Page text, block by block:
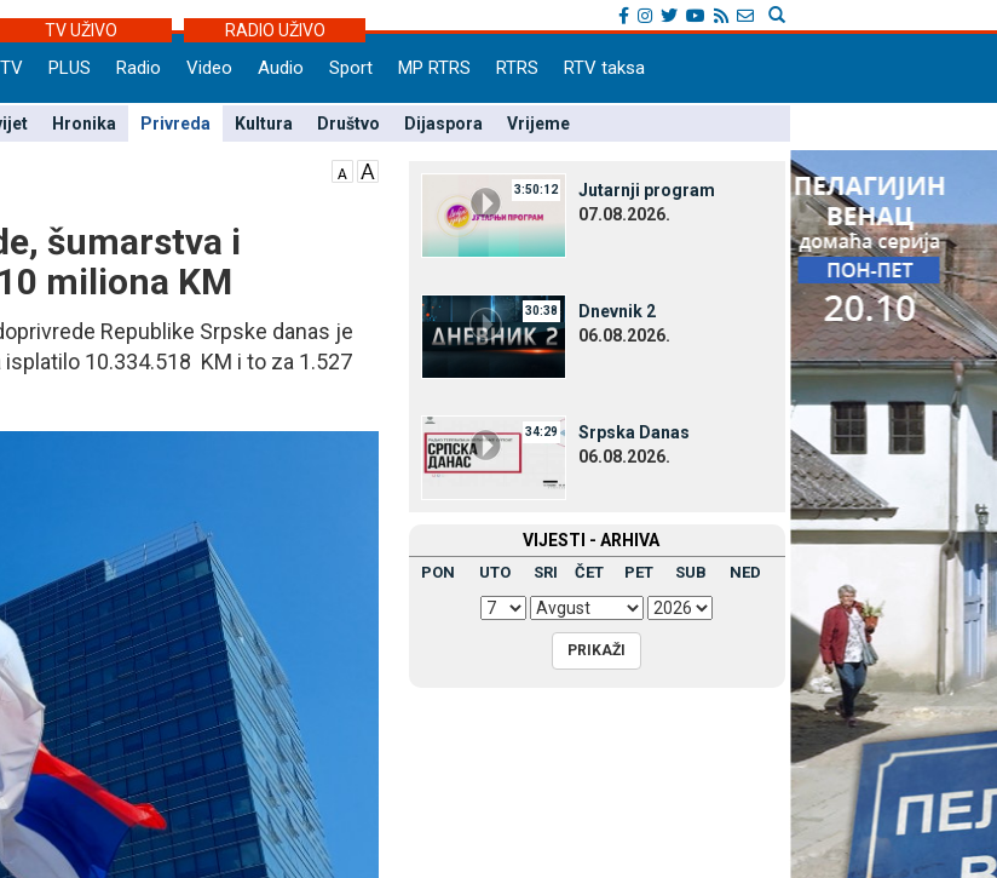
TV UŽIVO
RADIO UŽIVO
TV PLUS Radio Video Audio Sport MP RTRS RTRS RTV taksa
Hronika Privreda Kultura Društvo Dijaspora Vrijeme
šumarstva i
miliona KM
Republike Srpske danas je
10.334.518 KM i to za 1.527
3:50:12
Јutarnji program
07.08.2026.
30:38
Dnevnik 2
06.08.2026.
34:29
Srpska Danas
06.08.2026.
VIЈESTI - ARHIVA
PON UTO SRI ČET PET SUB NED